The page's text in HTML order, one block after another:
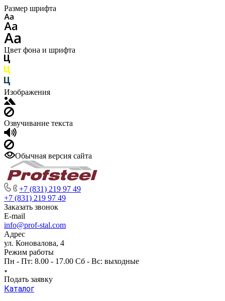
Размер шрифта
Цвет фона и шрифта
Изображения
Озвучивание текста
Обычная версия сайта
+7 (831) 219 97 49
+7 (831) 219 97 49
Заказать звонок
E-mail
info@prof-stal.com
Адрес
ул. Коновалова, 4
Режим работы
Пн - Пт: 8.00 - 17.00 Сб - Вс: выходные
Подать заявку
Каталог